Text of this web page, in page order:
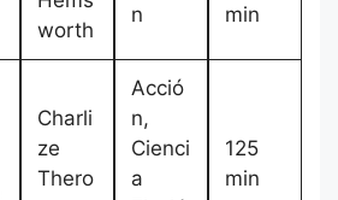
worth
n min
Charli
ze
Thero
Acció
n,
Cienci
a
125
min